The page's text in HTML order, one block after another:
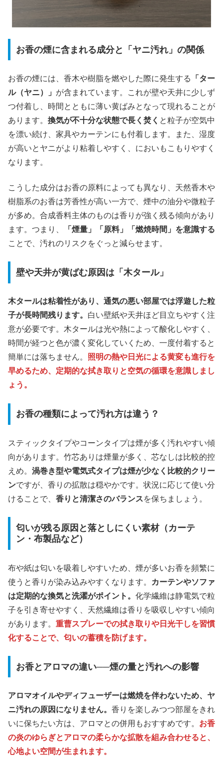
お香の煙に含まれる成分と「ヤニ汚れ」の関係
お香の煙には、香木や樹脂を燃やした際に発生する
「ター
ル（ヤニ）」 が含まれています。これが壁や天井に少しず
つ付着し、時間とともに薄い黄ばみとなって現れることが
あります。 換気が不十分な状態で長く焚く と粒子が空気中
を漂い続け、家具やカーテンにも付着します。また、湿度
が高いとヤニがより粘着しやすく、においもこもりやすく
なります。
こうした成分はお香の原料によっても異なり、天然香木や
樹脂系のお香は芳香性が高い一方で、煙中の油分や微粒子
が多め。合成香料主体のものは香りが強く残る傾向があり
ます。つまり、
「煙量」「原料」「燃焼時間」を意識する
ことで、汚れのリスクをぐっと減らせます。
壁や天井が黄ばむ原因は「木タール」
木タールは粘着性があり、通気の悪い部屋では浮遊した粒
子が長時間残ります。 白い壁紙や天井ほど目立ちやすく注
意が必要です。木タールは光や熱によって酸化しやすく、
時間が経つと色が濃く変化していくため、一度付着すると
簡単には落ちません。 照明の熱や日光による黄変も進行を
早めるため、定期的な拭き取りと空気の循環を意識しまし
ょう。
お香の種類によって汚れ方は違う？
スティックタイプやコーンタイプは煙が多く汚れやすい傾
向があります。竹芯ありは煙量が多く、芯なしは比較的控
えめ。 渦巻き型や電気式タイプは煙が少なく比較的クリー
ンですが、香りの拡散は穏やかです。状況に応じて使い分
けることで、 香りと清潔さのバランスを保ちましょう。
匂いが残る原因と落としにくい素材（カーテ
ン・布製品など）
布や紙は匂いを吸着しやすいため、煙が多いお香を頻繁に
使うと香りが染み込みやすくなります。
カーテンやソファ
は定期的な換気と洗濯がポイント。 化学繊維は静電気で粒
子を引き寄せやすく、天然繊維は香りを吸収しやすい傾向
があります。 重曹スプレーでの拭き取りや日光干しを習慣
化することで、匂いの蓄積を防げます。
お香とアロマの違い──煙の量と汚れへの影響
アロマオイルやディフューザーは燃焼を伴わないため、ヤ
ニ汚れの原因になりません。 香りを楽しみつつ部屋をきれ
いに保ちたい方は、アロマとの併用もおすすめです。 お香
の炎のゆらぎとアロマの柔らかな拡散を組み合わせると、
心地よい空間が生まれます。